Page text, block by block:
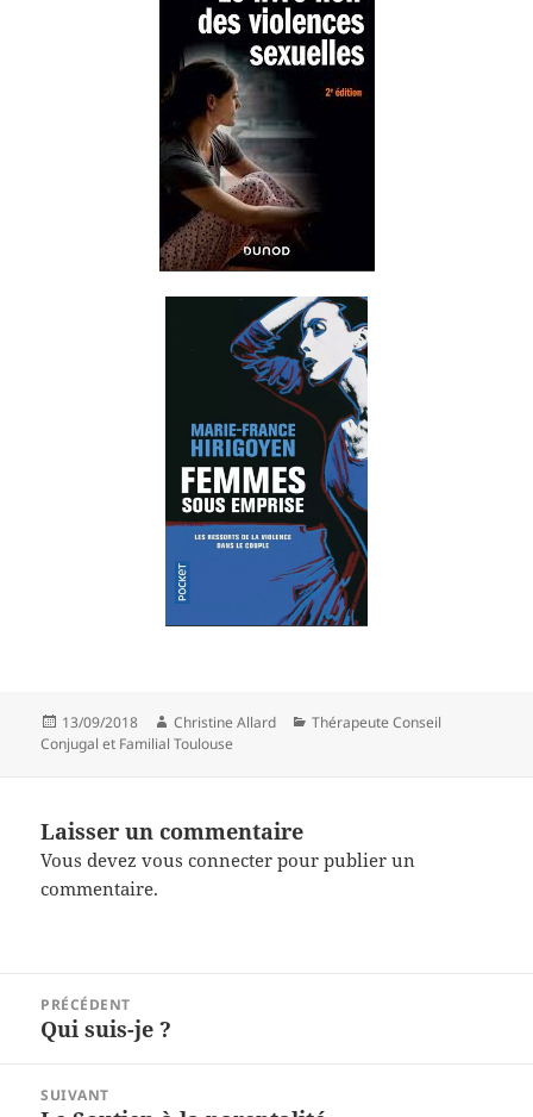
Publié
le
13/09/2018 Auteur
Christine Allard Catégories
Thérapeute Conseil
Conjugal et Familial Toulouse
Laisser un commentaire
Vous devezvous connecter pour publier un
commentaire.
l’article
PRÉCÉDENT
Article
Qui suis-je ?
SUIVANT